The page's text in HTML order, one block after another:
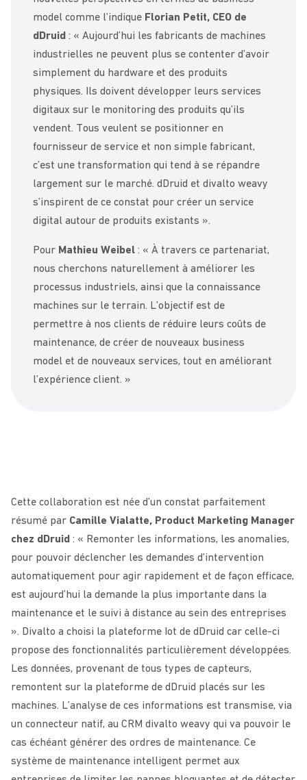
model comme l’indique Florian Petit, CEO de
dDruid : « Aujourd’hui les fabricants de machines
industrielles ne peuvent plus se contenter d’avoir
simplement du hardware et des produits
physiques. Ils doivent développer leurs services
digitaux sur le monitoring des produits qu’ils
vendent. Tous veulent se positionner en
fournisseur de service et non simple fabricant,
c’est une transformation qui tend à se répandre
largement sur le marché. dDruid et divalto weavy
s’inspirent de ce constat pour créer un service
digital autour de produits existants ».
Pour Mathieu Weibel : « À travers ce partenariat,
nous cherchons naturellement à améliorer les
processus industriels, ainsi que la connaissance
machines sur le terrain. L’objectif est de
permettre à nos clients de réduire leurs coûts de
maintenance, de créer de nouveaux business
model et de nouveaux services, tout en améliorant
l’expérience client. »
Cette collaboration est née d’un constat parfaitement
résumé par Camille Vialatte, Product Marketing Manager
chez dDruid : « Remonter les informations, les anomalies,
pour pouvoir déclencher les demandes d’intervention
automatiquement pour agir rapidement et de façon efficace,
est aujourd’hui la demande la plus importante dans la
maintenance et le suivi à distance au sein des entreprises
». Divalto a choisi la plateforme Iot de dDruid car celle-ci
propose des fonctionnalités particulièrement développées.
Les données, provenant de tous types de capteurs,
remontent sur la plateforme de dDruid placés sur les
machines. L’analyse de ces informations est transmise, via
un connecteur natif, au CRM divalto weavy qui va pouvoir le
cas échéant générer des ordres de maintenance. Ce
système de maintenance intelligent permet aux